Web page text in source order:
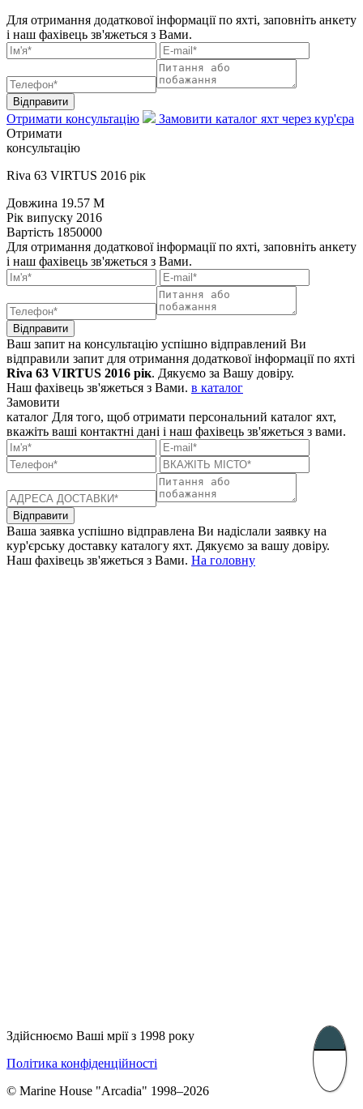
Для отримання додаткової інформації по яхті, заповніть анкету
і наш фахівець зв'яжеться з Вами.
Відправити
Отримати консультацію
Замовити каталог яхт через кур'єра
Отримати
консультацію
Riva 63 VIRTUS 2016 рік
Довжина 19.57 M
Рік випуску 2016
Вартість 1850000
Для отримання додаткової інформації по яхті, заповніть анкету
і наш фахівець зв'яжеться з Вами.
Відправити
Ваш запит на консультацію успішно відправлений Ви
відправили запит для отримання додаткової інформації по яхті
Riva 63 VIRTUS 2016 рік. Дякуємо за Вашу довіру.
Наш фахівець зв'яжеться з Вами. в каталог
Замовити
каталог Для того, щоб отримати персональний каталог яхт,
вкажіть ваші контактні дані і наш фахівець зв'яжеться з вами.
Відправити
Ваша заявка успішно відправлена Ви надіслали заявку на
кур'єрську доставку каталогу яхт. Дякуємо за вашу довіру.
Наш фахівець зв'яжеться з Вами. На головну
Здійснюємо Ваші мрії з 1998 року
Політика конфіденційності
© Marine House "Arcadia" 1998–2026